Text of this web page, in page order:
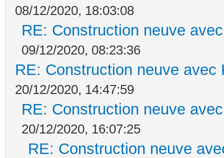
08/12/2020, 18:03:08
RE: Construction neuve
09/12/2020, 08:23:36
RE: Construction neuve avec
20/12/2020, 14:47:59
RE: Construction neuve
20/12/2020, 16:07:25
RE: Construction neuve